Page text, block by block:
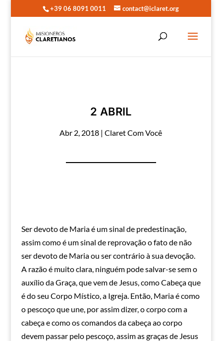
+39 06 8091 0011 contact@iclaret.org
2 ABRIL
Abr 2, 2018 |Claret Com Você
Ser devoto de Maria é um sinal de predestinação,
assim como é um sinal de reprovação o fato de não
ser devoto de Maria ou ser contrário à sua devoção.
A razão é muito clara, ninguém pode salvar-se sem o
auxílio da Graça, que vem de Jesus, como Cabeça que
é do seu Corpo Místico, a Igreja. Então, Maria é como
o pescoço que une, por assim dizer, o corpo com a
cabeça e como os comandos da cabeça ao corpo
devem passar pelo pescoço, assim as graças de Jesus